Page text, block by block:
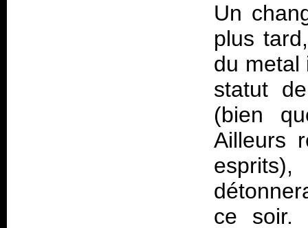
Un
plus
du
statut
(bien
Ailleurs
ce soir.